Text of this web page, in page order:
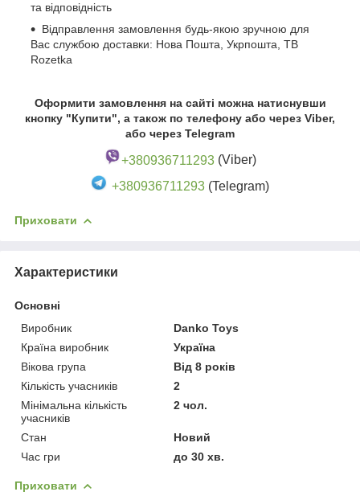
та відповідність
Відправлення замовлення будь-якою зручною для
Вас службою доставки: Нова Пошта, Укрпошта, ТВ
Rozetka
Оформити замовлення на сайті можна натиснувши
кнопку "Купити", а також по телефону або через Viber,
або через Telegram
+380936711293(Viber)
+380936711293 (Telegram)
Приховати
Характеристики
Основні
Виробник
Danko Toys
Країна виробник
Україна
Вікова група
Від 8 років
Кількість учасників
2
Мінімальна кількість
учасників
2 чол.
Стан
Новий
Час гри
до 30 хв.
Приховати